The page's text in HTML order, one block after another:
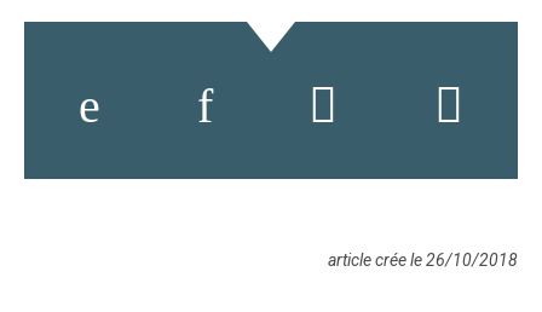
article crée le 26/10/2018